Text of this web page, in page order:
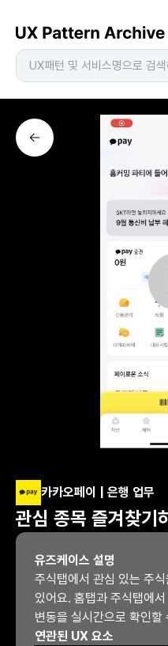
카카오페이 | 은행 업무
관심 종목 즐겨찾기
유즈케이스 설명
주식탭에서 관심 있는 주
있어요. 홈탭과 주식탭에
변동을 실시간으로 확인
연관된 UX 요소